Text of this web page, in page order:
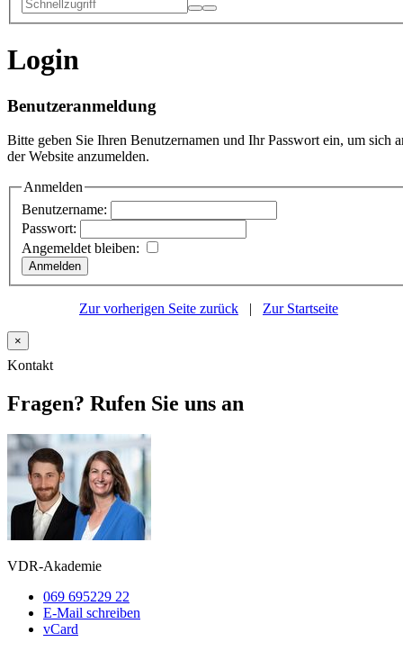
Login
Benutzeranmeldung
Bitte geben Sie Ihren Benutzernamen und Ihr Passwort ein, um sich
der Website anzumelden.
Anmelden
Benutzername:
Passwort:
Angemeldet bleiben:
Zur vorherigen Seite zurück | Zur Startseite
×
Kontakt
Fragen? Rufen Sie uns an
VDR-Akademie
069 695229 22
E-Mail schreiben
vCard